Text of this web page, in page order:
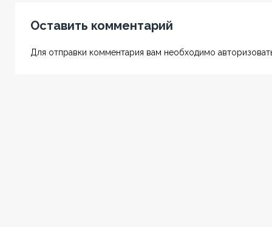
Оставить комментарий
Для отправки комментария вам необходимо